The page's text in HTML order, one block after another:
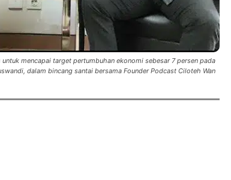
mencapai target pertumbuhan ekonomi sebesar 7 persen pada
dalam bincang santai bersama Founder Podcast Ciloteh Wan